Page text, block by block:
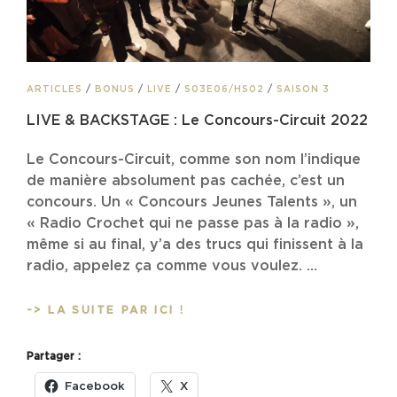
CAT
ARTICLES / BONUS / LIVE / S03E06/HS02 / SAISON 3
LIVE & BACKSTAGE : Le Concours-Circuit 2022
Le Concours-Circuit, comme son nom l’indique
de manière absolument pas cachée, c’est un
concours. Un « Concours Jeunes Talents », un
« Radio Crochet qui ne passe pas à la radio »,
même si au final, y’a des trucs qui finissent à la
radio, appelez ça comme vous voulez. …
-> LA SUITE PAR ICI !
LE
Partager :
Facebook X